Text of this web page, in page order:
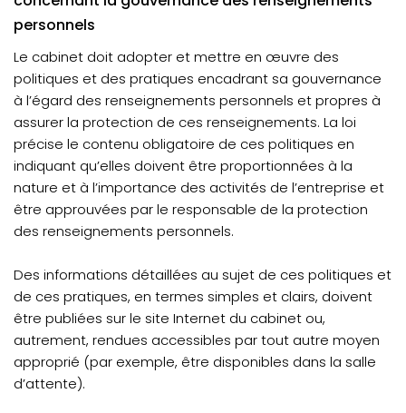
personnels
Le cabinet doit adopter et mettre en œuvre des
politiques et des pratiques encadrant sa gouvernance
à l’égard des renseignements personnels et propres à
assurer la protection de ces renseignements. La loi
précise le contenu obligatoire de ces politiques en
indiquant qu’elles doivent être proportionnées à la
nature et à l’importance des activités de l’entreprise et
être approuvées par le responsable de la protection
des renseignements personnels.
Des informations détaillées au sujet de ces politiques et
de ces pratiques, en termes simples et clairs, doivent
être publiées sur le site Internet du cabinet ou,
autrement, rendues accessibles par tout autre moyen
approprié (par exemple, être disponibles dans la salle
d’attente).